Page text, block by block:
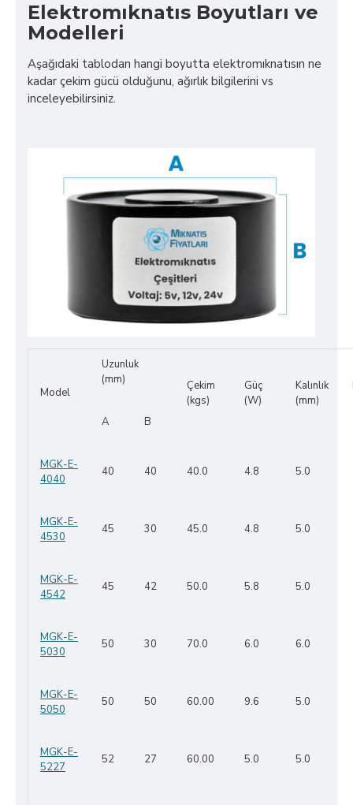
Elektromıknatıs Boyutları ve
Modelleri
Aşağıdaki tablodan hangi boyutta elektromıknatısın ne
kadar çekim gücü olduğunu, ağırlık bilgilerini vs
inceleyebilirsiniz.
Model
Uzunluk
(mm)
Çekim
(kgs)
Güç
(W)
Kalınlık
(mm)
A
B
MGK-E-
4040
40 40 40.0 4.8 5.0
MGK-E-
4530
45 30 45.0 4.8 5.0
MGK-E-
4542
45 42 50.0 5.8 5.0
MGK-E-
5030
50 30 70.0 6.0 6.0
MGK-E-
5050
50 50 60.00 9.6 5.0
MGK-E-
5227
52 27 60.00 5.0 5.0